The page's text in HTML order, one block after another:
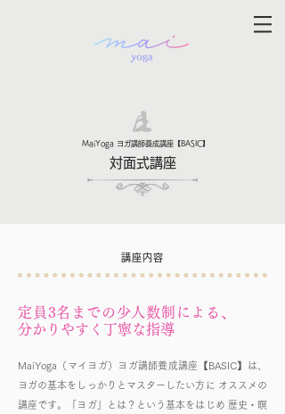
MaiYoga ヨガ講師養成講座【BASIC】
対面式講座
講座内容
定員3名までの少人数制による、
分かりやすく丁寧な指導
MaiYoga（マイヨガ）ヨガ講師養成講座【BASIC】は、
ヨガの基本をしっかりとマスターしたい方に オススメの
講座です。「ヨガ」とは？という基本をはじめ 歴史・瞑